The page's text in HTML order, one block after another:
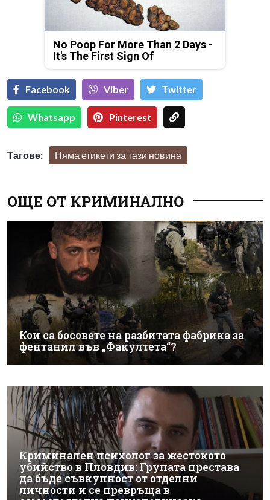
No Poop For More Than 2 Days -
It's The First Sign Of
Facebook Viber Тwitter
Whatsapp Pinterest
Тагове: Няма етикети за тази новина
ОЩЕ ОТ КРИМИНАЛНО
Кои са босовете на разбитата фабрика за
фентанил във „Факултета“?
Криминален психолог за жестокото
убийство в Пловдив: Групата престава
да бъде съвкупност от отделни
личности и се превръща в